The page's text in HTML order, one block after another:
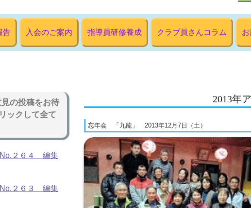
告 入会のご案内 指導員研修養成 クラブ員さんコラム
2013年
忘年会 「九龍」 2013年12月7日（土）
の投稿をお待
ックして全て
２６４ 編集
２６３ 編集